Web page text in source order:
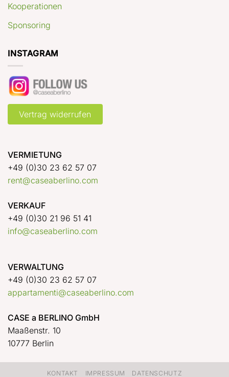
Kooperationen
Sponsoring
INSTAGRAM
Vertrag widerrufen
VERMIETUNG
+49 (0)30 23 62 57 07
rent@caseaberlino.com
VERKAUF
+49 (0)30 21 96 51 41
info@caseaberlino.com
VERWALTUNG
+49 (0)30 23 62 57 07
appartamenti@caseaberlino.com
CASE a BERLINO GmbH
Maaßenstr. 10
10777 Berlin
KONTAKT IMPRESSUM DATENSCHUTZ